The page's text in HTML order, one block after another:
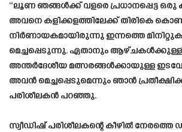
“ലൂണ ഞങ്ങൾക്ക് വളരെ പ്രധാനപ്പെട്ട ഒരു
അവനെ കളിക്കളത്തിലേക്ക് തിരികെ
നിർണായകമായിരുന്നു ഇന്നത്തെ
മെച്ചപ്പെടുന്നു. ഏതാനും
അന്തർദേശീയ മത്സരങ്ങൾക്കായുള്ള
അവൻ മെച്ചപ്പെടുമെന്നും ഞാൻ
പരിശീലകൻ പറഞ്ഞു.
സ്വീഡിഷ് പരിശീലകന്റെ കീഴിൽ നേരത്തെ